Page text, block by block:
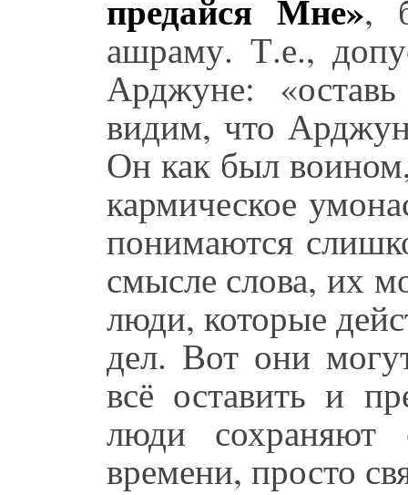
предайся Мне»,
ашраму. Т.е.,
Арджуне:
видим, что
Он как был
кармическое
понимаются
смысле слова, их
люди, которые
дел. Вот они
всё оставить и
люди
времени, просто